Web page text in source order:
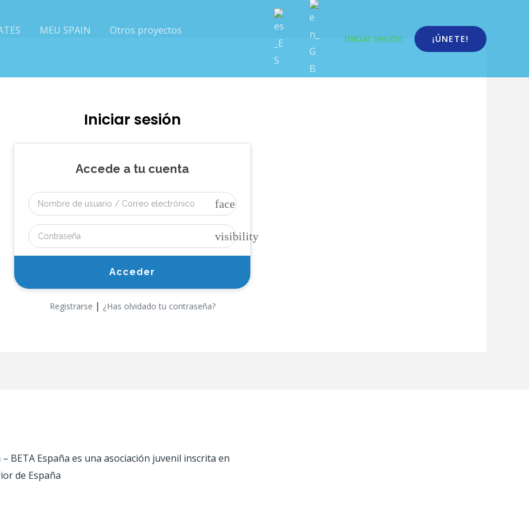
MEU SPAIN
Otros proyectos
Iniciar sesión ¡ÚNETE!
Iniciar sesión
Accede a tu cuenta
face
visibility
Registrarse | ¿Has olvidado tu contraseña?
España es una asociación juvenil inscrita en
de España